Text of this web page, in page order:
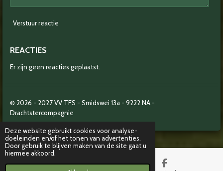
Deze website gebruikt cookies voor analyse-
doeleinden en/of het tonen van advertenties.
Door gebruik te blijven maken van de site gaat u
hiermee akkoord.
Verstuur reactie
REACTIES
Er zijn geen reacties geplaatst.
© 2026 - 2027VV TFS - Smidswei 13a - 9222 NA -
Drachtstercompagnie